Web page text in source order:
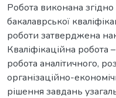
Робота виконана
бакалаврської
роботи затверджена
Кваліфікаційна робота
робота аналітичного,
організаційно-
рішення завдань